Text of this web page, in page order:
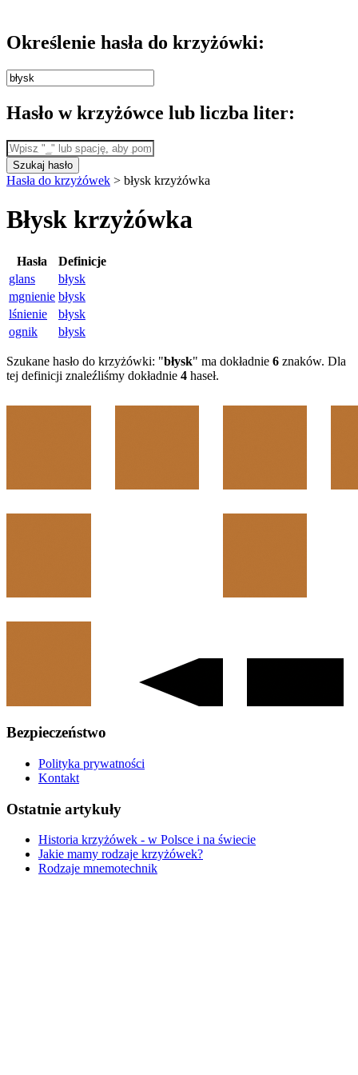
Określenie hasła do krzyżówki:
Hasło w krzyżówce lub liczba liter:
Szukaj hasło
Hasła do krzyżówek > błysk krzyżówka
Błysk krzyżówka
Hasła
Definicje
glans
błysk
mgnienie błysk
lśnienie
błysk
ognik
błysk
Szukane hasło do krzyżówki: "błysk" ma dokładnie 6 znaków. Dla
tej definicji znaleźliśmy dokładnie 4 haseł.
Bezpieczeństwo
Polityka prywatności
Kontakt
Ostatnie artykuły
Historia krzyżówek - w Polsce i na świecie
Jakie mamy rodzaje krzyżówek?
Rodzaje mnemotechnik